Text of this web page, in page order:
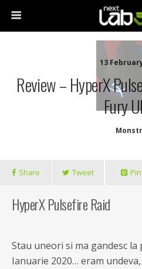
13
Review – HyperX
Fury
Share Tweet Pin
HyperX Pulsefire Raid
Stau uneori si ma gandesc
Ianuarie 2020… eram